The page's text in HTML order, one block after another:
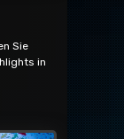
Sie
in